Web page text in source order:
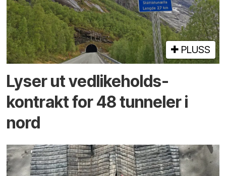
PLUSS
Lyser ut vedlikeholds­
kontrakt for 48 tunneler i
nord